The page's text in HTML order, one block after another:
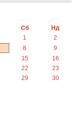
Сб
Нд
1
2
8
9
15
16
22
23
29
30